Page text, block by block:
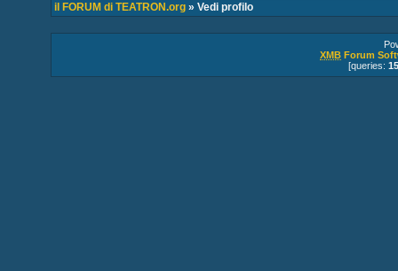
il FORUM di TEATRON.org» Vedi profilo
XMB Forum
[queries: 15